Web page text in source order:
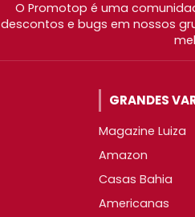
O Promotop é uma
descontos e bugs em nossos
GRANDES
Magazine Luiza
Amazon
Casas Bahia
Americanas